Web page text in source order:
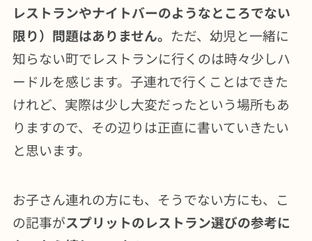
レストランやナイトバーのようなところでない
限り）問題はありません。 ただ、幼児と一緒に
知らない町でレストランに行くのは時々少しハ
ードルを感じます。子連れで行くことはできた
けれど、実際は少し大変だったという場所もあ
りますので、その辺りは正直に書いていきたい
と思います。
お子さん連れの方にも、そうでない方にも、こ
の記事がスプリットのレストラン選びの参考に